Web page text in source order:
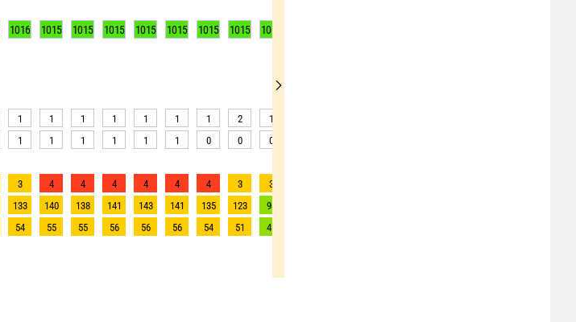
1016 1015 1015 1015 1015 1015 1015 1015 1016
1 1 1 1 1 1 1 2 1
1 1 1 1 1 1 0 0 0
3 4 4 4 4 4 4 3 3
133 140 138 141 143 141 135 123 98
54 55 55 56 56 56 54 51 45